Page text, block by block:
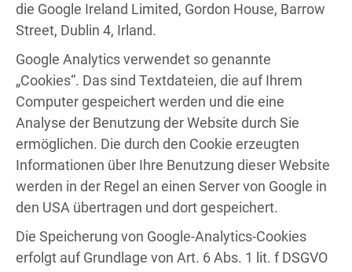
die Google Ireland Limited, Gordon House, Barrow
Street, Dublin 4, Irland.
Google Analytics verwendet so genannte
„Cookies“. Das sind Textdateien, die auf Ihrem
Computer gespeichert werden und die eine
Analyse der Benutzung der Website durch Sie
ermöglichen. Die durch den Cookie erzeugten
Informationen über Ihre Benutzung dieser Website
werden in der Regel an einen Server von Google in
den USA übertragen und dort gespeichert.
Die Speicherung von Google-Analytics-Cookies
erfolgt auf Grundlage von Art. 6 Abs. 1 lit. f DSGVO